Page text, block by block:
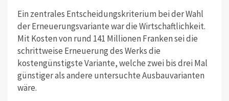
Ein zentrales Entscheidungskriterium bei der Wahl
der Erneuerungsvariante war die Wirtschaftlichkeit.
Mit Kosten von rund 141 Millionen Franken sei die
schrittweise Erneuerung des Werks die
kostengünstigste Variante, welche zwei bis drei Mal
günstiger als andere untersuchte Ausbauvarianten
wäre.